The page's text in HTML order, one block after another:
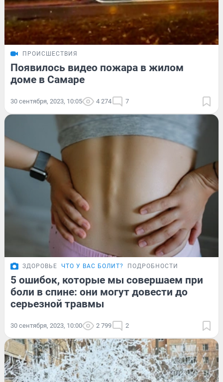
ПРОИСШЕСТВИЯ
Появилось видео пожара в жилом
доме в Самаре
30 сентября, 2023, 10:05 4 274 7
ЗДОРОВЬЕ ЧТО У ВАС БОЛИТ? ПОДРОБНОСТИ
5 ошибок, которые мы совершаем при
боли в спине: они могут довести до
серьезной травмы
30 сентября, 2023, 10:00 2 799 2